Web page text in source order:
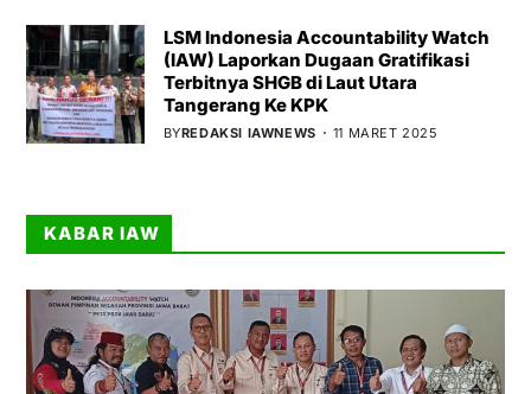
LSM Indonesia Accountability Watch
(IAW) Laporkan Dugaan Gratifikasi
Terbitnya SHGB di Laut Utara
Tangerang Ke KPK
BYREDAKSI IAWNEWS 11 MARET 2025
KABAR IAW